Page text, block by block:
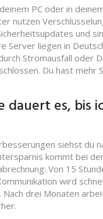
PC oder in
nutzen
und
Server liegen in
Stromausfall oder
Du hast mehr
dauert es, bis
siehst du
kommt bei
Von 15
wird
Nach drei Monaten